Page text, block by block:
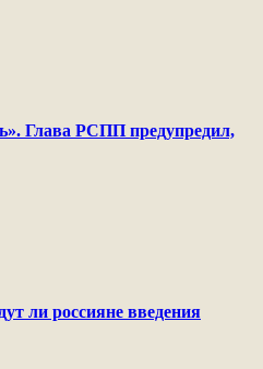
Глава РСПП предупредил,
ли россияне введения